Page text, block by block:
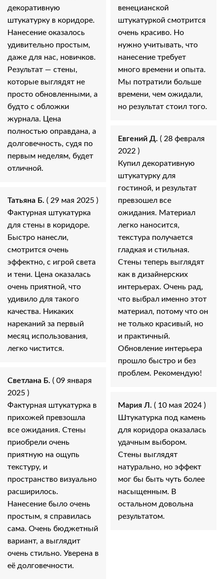
декоративную
штукатурку в коридоре.
Нанесение оказалось
удивительно простым,
даже для нас, новичков.
Результат — стены,
которые выглядят не
просто обновленными, а
будто с обложки
журнала. Цена
полностью оправдана, а
долговечность, судя по
первым неделям, будет
отличной.
Татьяна Б. ( 29 мая 2025 )
Фактурная штукатурка
для стены в коридоре.
Быстро нанесли,
смотрится очень
эффектно, с игрой света
и тени. Цена оказалась
очень приятной, что
удивило для такого
качества. Никаких
нареканий за первый
месяц использования,
легко чистится.
Светлана Б. ( 09 января
2025 )
Фактурная штукатурка в
прихожей превзошла
все ожидания. Стены
приобрели очень
приятную на ощупь
текстуру, и
пространство визуально
расширилось.
Нанесение было очень
простым, я справилась
сама. Очень бюджетный
вариант, а выглядит
очень стильно. Уверена в
её долговечности.
венецианской
штукатуркой смотрится
очень красиво. Но
нужно учитывать, что
нанесение требует
много времени и опыта.
Мы потратили больше
времени, чем ожидали,
но результат стоил того.
Евгений Д. ( 28 февраля
2022 )
Купил декоративную
штукатурку для
гостиной, и результат
превзошел все
ожидания. Материал
легко наносится,
текстура получается
гладкая и стильная.
Стены теперь выглядят
как в дизайнерских
интерьерах. Очень рад,
что выбрал именно этот
материал, потому что он
не только красивый, но
и практичный.
Обновление интерьера
прошло быстро и без
проблем. Рекомендую!
Мария Л. ( 10 мая 2024 )
Штукатурка под камень
для коридора оказалась
удачным выбором.
Стены выглядят
натурально, но эффект
мог бы быть чуть более
насыщенным. В
остальном довольна
результатом.